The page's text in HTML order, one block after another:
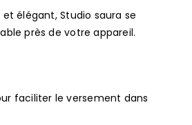
élégant, Studio saura se
près de votre appareil.
faciliter le versement dans